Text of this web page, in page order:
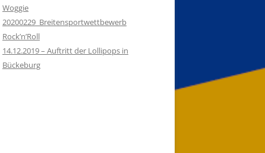
Woggie
20200229_Breitensportwettbewerb
Rock’n’Roll
14.12.2019 – Auftritt der Lollipops in
Bückeburg